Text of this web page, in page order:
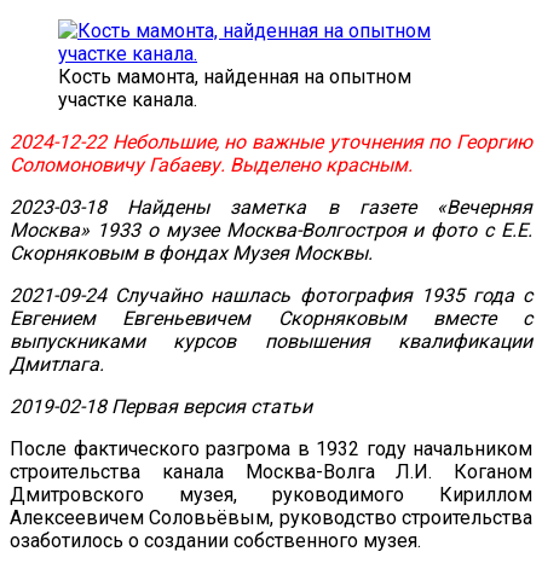
Кость мамонта, найденная на опытном
участке канала.
2024-12-22 Небольшие, но важные уточнения по Георгию
Соломоновичу Габаеву. Выделено красным.
2023-03-18 Найдены заметка в газете «Вечерняя
Москва» 1933 о музее Москва-Волгостроя и фото с Е.Е.
Скорняковым в фондах Музея Москвы.
2021-09-24 Случайно нашлась фотография 1935 года с
Евгением Евгеньевичем Скорняковым вместе с
выпускниками курсов повышения квалификации
Дмитлага.
2019-02-18 Первая версия статьи
После фактического разгрома в 1932 году начальником
строительства канала Москва-Волга Л.И. Коганом
Дмитровского музея, руководимого Кириллом
Алексеевичем Соловьёвым, руководство строительства
озаботилось о создании собственного музея.